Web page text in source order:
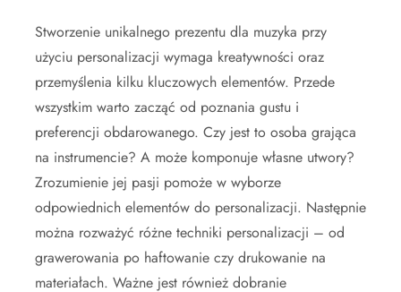
Stworzenie unikalnego prezentu dla muzyka przy
użyciu personalizacji wymaga kreatywności oraz
przemyślenia kilku kluczowych elementów. Przede
wszystkim warto zacząć od poznania gustu i
preferencji obdarowanego. Czy jest to osoba grająca
na instrumencie? A może komponuje własne utwory?
Zrozumienie jej pasji pomoże w wyborze
odpowiednich elementów do personalizacji. Następnie
można rozważyć różne techniki personalizacji – od
grawerowania po haftowanie czy drukowanie na
materiałach. Ważne jest również dobranie